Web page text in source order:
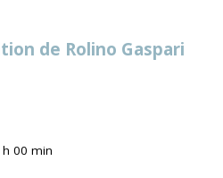
de Rolino Gaspari
h 00 min